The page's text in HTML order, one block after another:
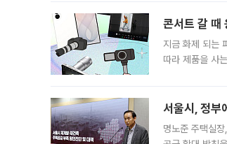
콘서트 갈 때
지금 화제 되는
따라 제품을 사
서울시, 정
명노준 주택실